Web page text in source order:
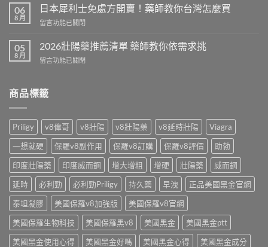
功
效
解
藥
師
怎
麼
中
陽
藥
價
2026
公
開
教
單
顆
成
本〉
中
06
8 月
日本犀利士免處方開賣！藥師教你台灣怎麼買
在
本
利
處
賣！
藥
師
教
你
台
灣
怎
麼
買〉
中
留言功能已關閉
05
8 月
2026壯陽藥推薦清單 藥師教你依需求挑
在
陽
藥
薦
單
藥
師
教
你
依
需
求
挑〉
中
留言功能已關閉
商品標籤
Priligy v8偉哥 v8壯陽 v8壯陽藥 v8延時壯陽
Viagra
一想就硬
保羅v8副作用 保羅v8訂購 保羅v8評價
助勃
印度壯陽藥
印度威而鋼 增大增粗 增硬 壯陽藥
威而鋼
延時
必利勁 必利勁Priligy 持久藥 早洩
正品美國黑金官網
泰坦凝膠
美國保羅v8加強版
美國保羅v8官網
美國保羅生物科技
美國保羅黑v8 美國黑金
美國黑金ptt
美國黑金使用心得
美國黑金好嗎 美國黑金心得
美國黑金成分